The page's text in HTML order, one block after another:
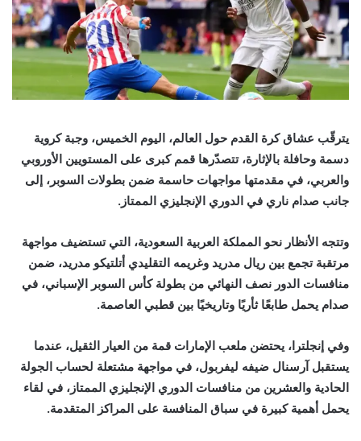
يترقّب عشاق كرة القدم حول العالم، اليوم الخميس، وجبة كروية
دسمة وحافلة بالإثارة، تتصدّرها قمم كبرى على المستويين الأوروبي
والعربي، في مقدمتها مواجهات حاسمة ضمن بطولات السوبر، إلى
جانب صدام ناري في الدوري الإنجليزي الممتاز .
وتتجه الأنظار نحو المملكة العربية السعودية، التي تستضيف مواجهة
مرتقبة تجمع بين ريال مدريد وغريمه التقليدي أتلتيكو مدريد، ضمن
منافسات الدور نصف النهائي من بطولة كأس السوبر الإسباني، في
صدام يحمل طابعًا ثأريًا وتاريخيًا بين قطبي العاصمة.
وفي إنجلترا، يحتضن ملعب الإمارات قمة من العيار الثقيل، عندما
يستقبل آرسنال ضيفه ليفربول، في مواجهة مشتعلة لحساب الجولة
الحادية والعشرين من منافسات الدوري الإنجليزي الممتاز، في لقاء
يحمل أهمية كبيرة في سباق المنافسة على المراكز المتقدمة.